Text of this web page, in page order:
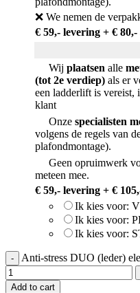
❌ We nemen de
€ 59,- levering + € 80,-
Wij plaatsen alle
(tot 2e verdiep) als er
een ladderlift is vereist,
klant
Onze specialisten
volgens de regels van
plafondmontage).
Geen opruimwerk
meteen mee.
€ 59,- levering + €
Ik kies voor:
Ik kies voor:
Ik kies voor:
Anti-stress DUO (leder)
Add to cart